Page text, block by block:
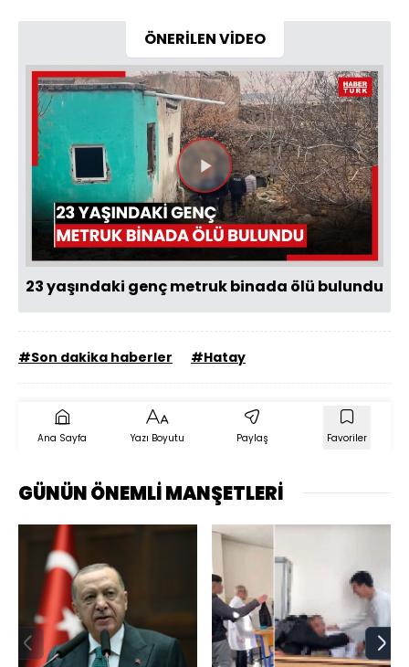
ÖNERİLEN VİDEO
Videoyu
Oynat
23 yaşındaki genç metruk binada ölü bulundu
#Son dakika haberler #Hatay
Ana Sayfa Yazı Boyutu Paylaş Favoriler
GÜNÜN ÖNEMLİ MANŞETLERİ